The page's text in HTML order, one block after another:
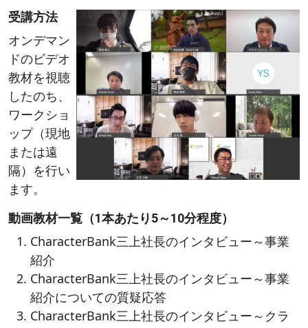
Image
受講方法
オンデマン
ドのビデオ
教材を視聴
したのち、
ワークショ
ップ（現地
または遠
隔）を行い
ます。
動画教材一覧（1本あたり5～10分程度）
CharacterBank三上社長のインタビュー～事業
紹介
CharacterBank三上社長のインタビュー～事業
紹介についての質疑応答
CharacterBank三上社長のインタビュー～クラ